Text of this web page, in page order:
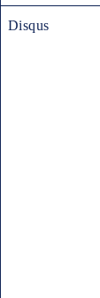
Disqus